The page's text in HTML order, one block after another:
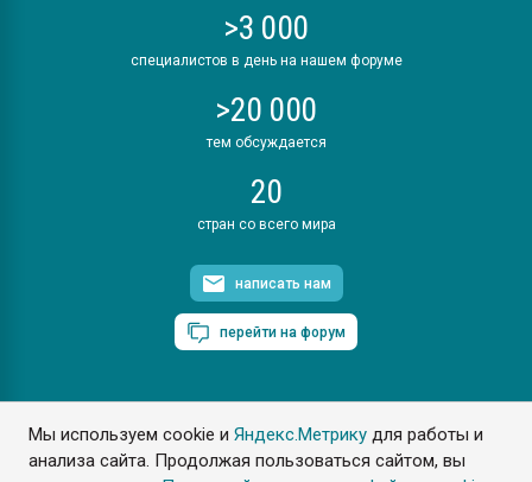
Мы используем cookie иЯндекс.Метрику для работы и
анализа сайта. Продолжая пользоваться сайтом, вы
>3 000
специалистов в день на нашем форуме
>20 000
тем обсуждается
20
стран со всего мира
написать нам
перейти на форум
ПластЭксперт © 2006. Все права защищены
Разрешается копирование материалов сайта с обязательной